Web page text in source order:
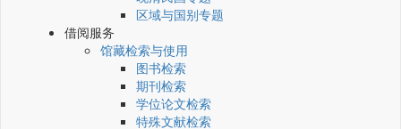
区域与国别专题
借阅服务
馆藏检索与使用
图书检索
期刊检索
学位论文检索
特殊文献检索